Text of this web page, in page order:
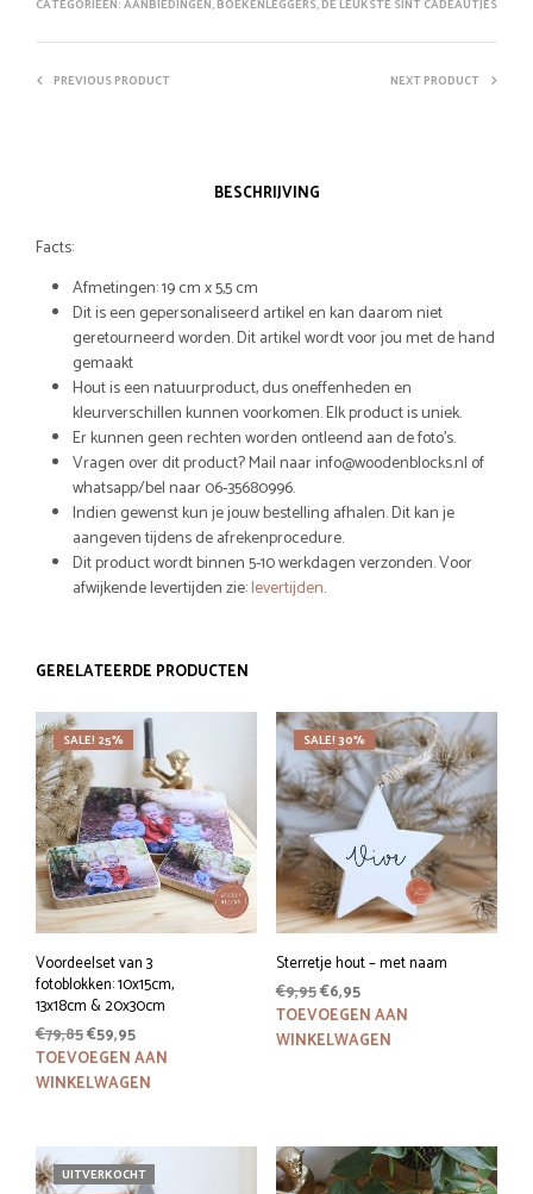
CATEGORIEËN:AANBIEDINGEN,BOEKENLEGGERS,DE LEUKSTE SINT CADEAUTJES
PREVIOUS PRODUCT NEXT PRODUCT
BESCHRIJVING
Facts:
Afmetingen: 19 cm x 5,5 cm
Dit is een gepersonaliseerd artikel en kan daarom niet
geretourneerd worden. Dit artikel wordt voor jou met de hand
gemaakt
Hout is een natuurproduct, dus oneffenheden en
kleurverschillen kunnen voorkomen. Elk product is uniek.
Er kunnen geen rechten worden ontleend aan de foto’s.
Vragen over dit product? Mail naar info@woodenblocks.nl of
whatsapp/bel naar 06-35680996.
Indien gewenst kun je jouw bestelling afhalen. Dit kan je
aangeven tijdens de afrekenprocedure.
Dit product wordt binnen 5-10 werkdagen verzonden. Voor
afwijkende levertijden zie:levertijden.
GERELATEERDE PRODUCTEN
SALE! 25%
Voordeelset van 3
fotoblokken: 10x15cm,
13x18cm & 20x30cm
€79,85Oorspronkelijke
prijs
was:
€59,95Huidige
prijs
is:
TOEVOEGEN AAN
WINKELWAGEN
SALE! 30%
Sterretje hout – met naam
€9,95Oorspronkelijke
prijs
was:
€6,95Huidige
prijs
is:
TOEVOEGEN AAN
WINKELWAGEN
UITVERKOCHT